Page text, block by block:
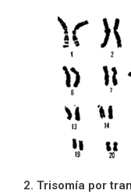
2. Trisomía por